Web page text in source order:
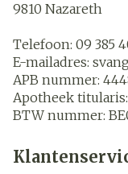
9810 Nazareth
Telefoon: 09 385
E-mailadres:
APB nummer:
Apotheek titularis:
BTW nummer: